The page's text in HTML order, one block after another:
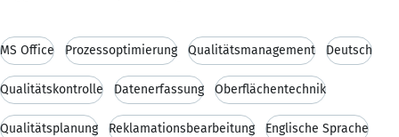
MS Office Prozessoptimierung Qualitätsmanagement Deutsch
Qualitätskontrolle Datenerfassung Oberflächentechnik
Qualitätsplanung Reklamationsbearbeitung Englische Sprache